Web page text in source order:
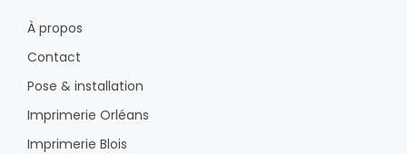
À propos
Contact
Pose & installation
Imprimerie Orléans
Imprimerie Blois